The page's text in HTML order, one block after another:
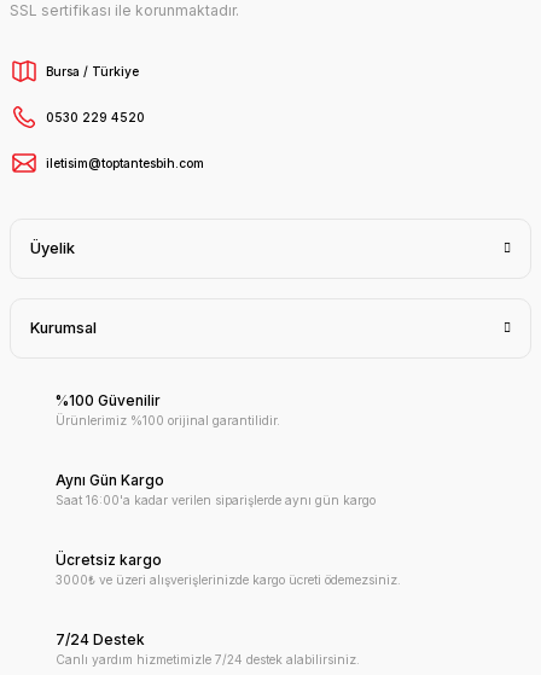
SSL sertifikası ile korunmaktadır.
Bursa / Türkiye
0530 229 4520
iletisim@toptantesbih.com
Üyelik
Kurumsal
%100 Güvenilir
Ürünlerimiz %100 orijinal garantilidir.
Aynı Gün Kargo
Saat 16:00'a kadar verilen siparişlerde aynı gün kargo
Ücretsiz kargo
3000₺ ve üzeri alışverişlerinizde kargo ücreti ödemezsiniz.
7/24 Destek
Canlı yardım hizmetimizle 7/24 destek alabilirsiniz.